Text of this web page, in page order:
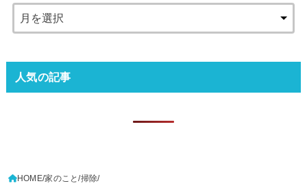
人気の記事
HOME 家のこと 掃除